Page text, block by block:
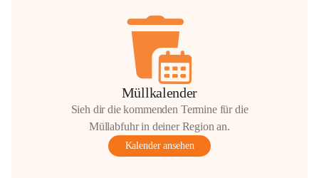
Müllkalender
Sieh dir die kommenden Termine für die
Müllabfuhr in deiner Region an.
Kalender ansehen